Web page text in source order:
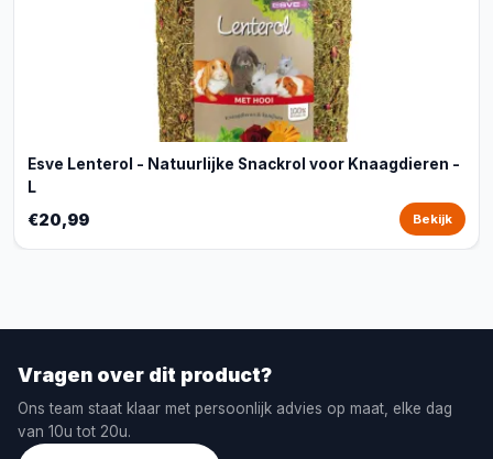
Esve Lenterol - Natuurlijke Snackrol voor Knaagdieren -
L
€20,99 Bekijk
Vragen over dit product?
Ons team staat klaar met persoonlijk advies op maat, elke dag
van 10u tot 20u.